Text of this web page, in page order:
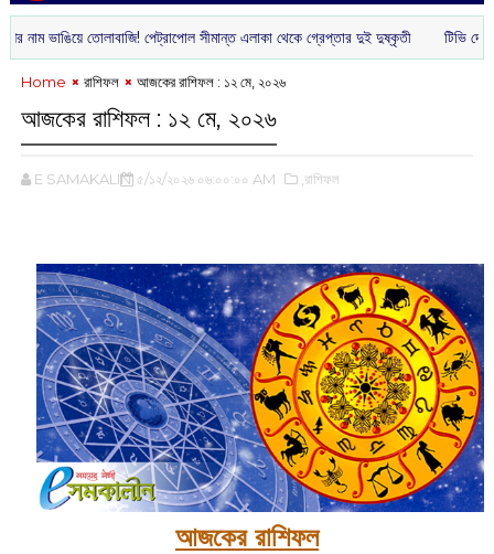
ভাঙিয়ে তোলাবাজি! পেট্রাপোল সীমান্ত এলাকা থেকে গ্রেপ্তার দুই দুষ্কৃতী টিভি দেখা
Home রাশিফল আজকের রাশিফল :‌ ‌১২ মে, ২০২৬
আজকের রাশিফল :‌ ‌১২ মে, ২০২৬
E SAMAKALIN ৫/১২/২০২৬ ০৬:০০:০০ AM ,রাশিফল
আজকের রাশিফল